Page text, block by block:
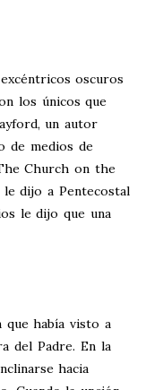
oscuros
los únicos que
un autor
de medios de
Church on the
le dijo a Pentecostal
le dijo que una
que había visto a
del Padre. En la
hacia